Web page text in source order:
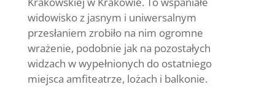
widowisko z jasnym i uniwersalnym
przesłaniem zrobiło na nim ogromne
wrażenie, podobnie jak na pozostałych
widzach w wypełnionych do ostatniego
miejsca amfiteatrze, lożach i balkonie.